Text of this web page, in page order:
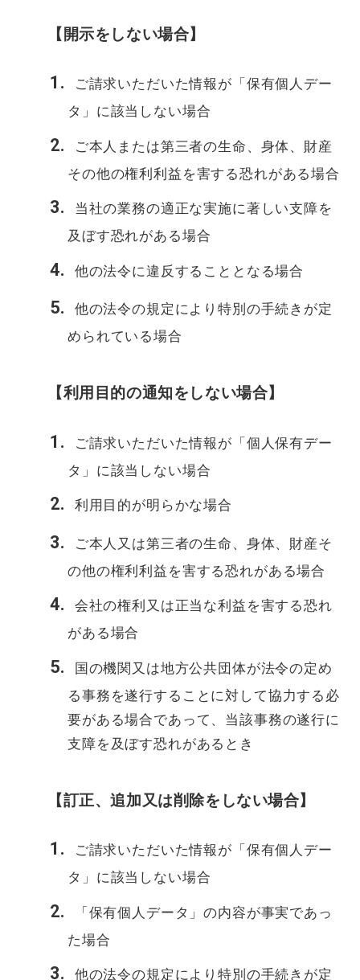
【開示をしない場合】
ご請求いただいた情報が「保有個人デー
タ」に該当しない場合
ご本人または第三者の生命、身体、財産
その他の権利利益を害する恐れがある場合
当社の業務の適正な実施に著しい支障を
及ぼす恐れがある場合
他の法令に違反することとなる場合
他の法令の規定により特別の手続きが定
められている場合
【利用目的の通知をしない場合】
ご請求いただいた情報が「個人保有デー
タ」に該当しない場合
利用目的が明らかな場合
ご本人又は第三者の生命、身体、財産そ
の他の権利利益を害する恐れがある場合
会社の権利又は正当な利益を害する恐れ
がある場合
国の機関又は地方公共団体が法令の定め
る事務を遂行することに対して協力する必
要がある場合であって、当該事務の遂行に
支障を及ぼす恐れがあるとき
【訂正、追加又は削除をしない場合】
ご請求いただいた情報が「保有個人デー
タ」に該当しない場合
「保有個人データ」の内容が事実であっ
た場合
他の法令の規定により特別の手続きが定